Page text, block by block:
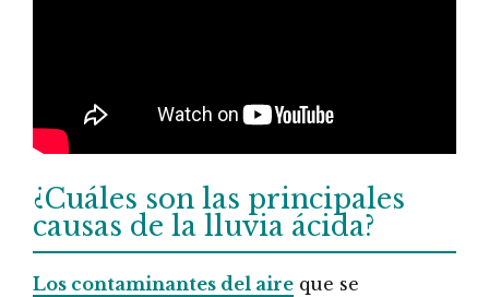
¿Cuáles son las principales
causas de la lluvia ácida?
Los contaminantes del aire que se